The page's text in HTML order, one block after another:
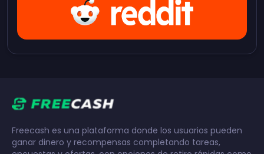
Freecash es una plataforma donde los usuarios pueden
ganar dinero y recompensas completando tareas,